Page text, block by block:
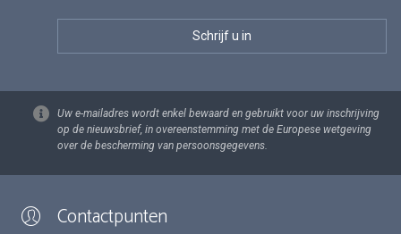
Uw e-mailadres wordt enkel bewaard en gebruikt voor uw inschrijving
op de nieuwsbrief, in overeenstemming met de Europese wetgeving
over de bescherming van persoonsgegevens.
Contactpunten